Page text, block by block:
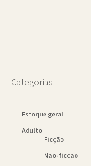
Categorias
Estoque geral
Adulto
Ficção
Nao-ficcao